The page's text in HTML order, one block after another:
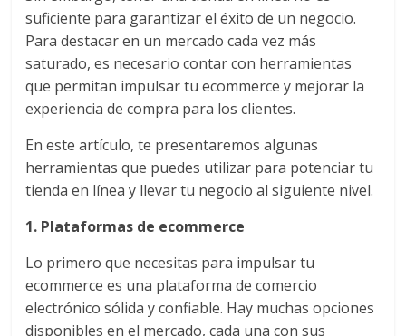
y
Mercadeo
en
Colombia
|
Revistas
suficiente para garantizar el éxito de un negocio.
Para destacar en un mercado cada vez más
saturado, es necesario contar con herramientas
que permitan impulsar tu ecommerce y mejorar la
experiencia de compra para los clientes.
En este artículo, te presentaremos algunas
herramientas que puedes utilizar para potenciar tu
tienda en línea y llevar tu negocio al siguiente nivel.
1. Plataformas de ecommerce
Lo primero que necesitas para impulsar tu
ecommerce es una plataforma de comercio
electrónico sólida y confiable. Hay muchas opciones
disponibles en el mercado, cada una con sus